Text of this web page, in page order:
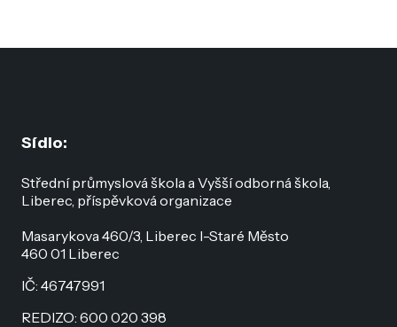
Sídlo:
Střední průmyslová škola a Vyšší odborná škola,
Liberec, příspěvková organizace
Masarykova 460/3, Liberec I-Staré Město
460 01 Liberec
IČ: 46747991
REDIZO: 600 020 398